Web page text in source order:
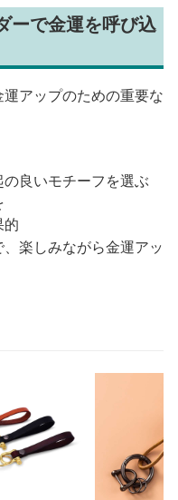
ーで金運を呼び込
アップのための重要な
良いモチーフを選ぶ
的
楽しみながら金運アッ